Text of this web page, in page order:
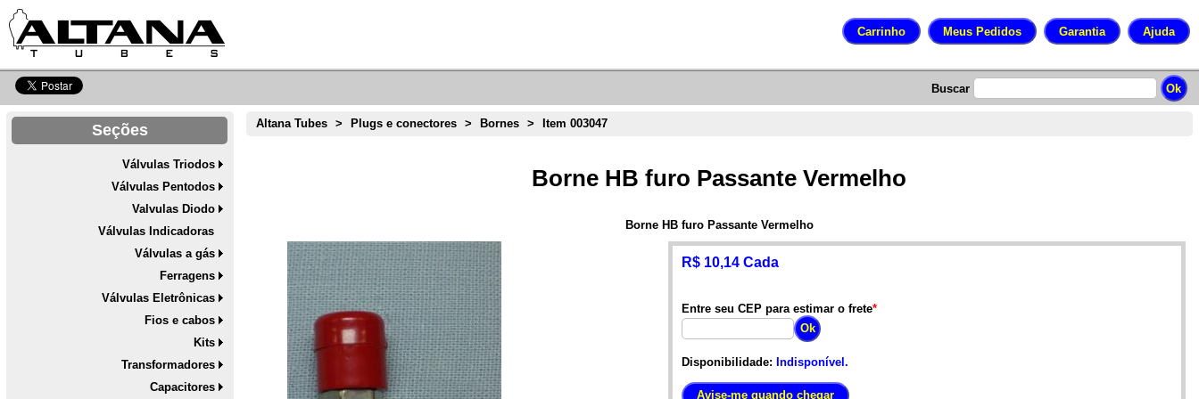
Buscar
Seções
Válvulas Triodos
Válvulas Pentodos
Valvulas Diodo
Válvulas Indicadoras
Válvulas a gás
Ferragens
Válvulas Eletrônicas
Fios e cabos
Kits
Transformadores
Capacitores
Altana Tubes > Plugs e conectores > Bornes > Item 003047
Borne HB furo Passante Vermelho
Borne HB furo Passante Vermelho
R$ 10,14 Cada
Entre seu CEP para estimar o frete*
Disponibilidade: Indisponível.